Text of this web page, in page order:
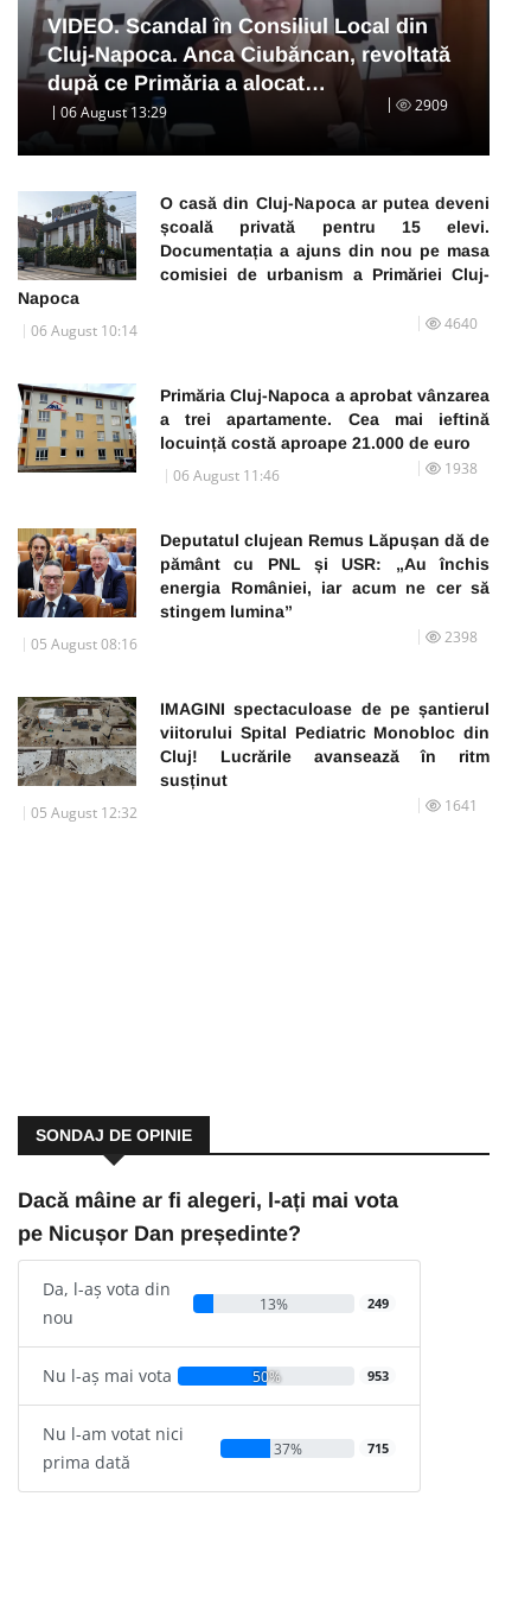
VIDEO. Scandal în Consiliul Local din
Cluj-Napoca. Anca Ciubăncan, revoltată
după ce Primăria a alocat…
06 August 13:29 2909
O casă din Cluj-Napoca ar putea deveni
școală privată pentru 15 elevi.
Documentația a ajuns din nou pe masa
comisiei de urbanism a Primăriei Cluj-
Napoca
06 August 10:14 4640
Primăria Cluj-Napoca a aprobat vânzarea
a trei apartamente. Cea mai ieftină
locuință costă aproape 21.000 de euro
06 August 11:46 1938
Deputatul clujean Remus Lăpușan dă de
pământ cu PNL și USR: „Au închis
energia României, iar acum ne cer să
stingem lumina”
05 August 08:16 2398
IMAGINI spectaculoase de pe șantierul
viitorului Spital Pediatric Monobloc din
Cluj! Lucrările avansează în ritm
susținut
05 August 12:32 1641
SONDAJ DE OPINIE
Dacă mâine ar fi alegeri, l-ați mai vota
pe Nicușor Dan președinte?
Da, l-aș vota din
nou
13% 249
Nu l-aș mai vota 50% 953
Nu l-am votat nici
prima dată
37% 715